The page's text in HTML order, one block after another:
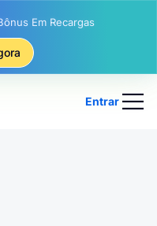
Estáticas De IP
Rotativas De IP
Entrar